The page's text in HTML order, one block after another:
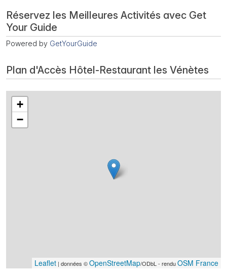
Réservez les Meilleures Activités avec Get
Your Guide
Powered by GetYourGuide
Plan d'Accès Hôtel-Restaurant les Vénètes
+
−
Leaflet | données ©OpenStreetMap/ODbL - renduOSM France